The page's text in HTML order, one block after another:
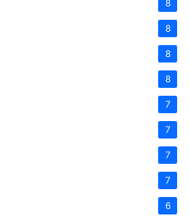
8
8
8
8
7
7
7
7
6